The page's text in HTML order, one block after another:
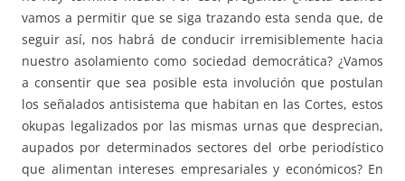
vamos a permitir que se siga trazando esta senda que, de
seguir así, nos habrá de conducir irremisiblemente hacia
nuestro asolamiento como sociedad democrática? ¿Vamos
a consentir que sea posible esta involución que postulan
los señalados antisistema que habitan en las Cortes, estos
okupas legalizados por las mismas urnas que desprecian,
aupados por determinados sectores del orbe periodístico
que alimentan intereses empresariales y económicos? En